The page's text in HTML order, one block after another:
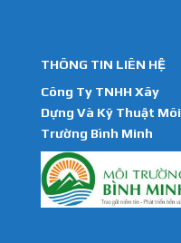
THÔNG TIN LIÊN HỆ
Công Ty TNHH Xây
Dựng Và Kỹ Thuật Môi
Trường Bình Minh